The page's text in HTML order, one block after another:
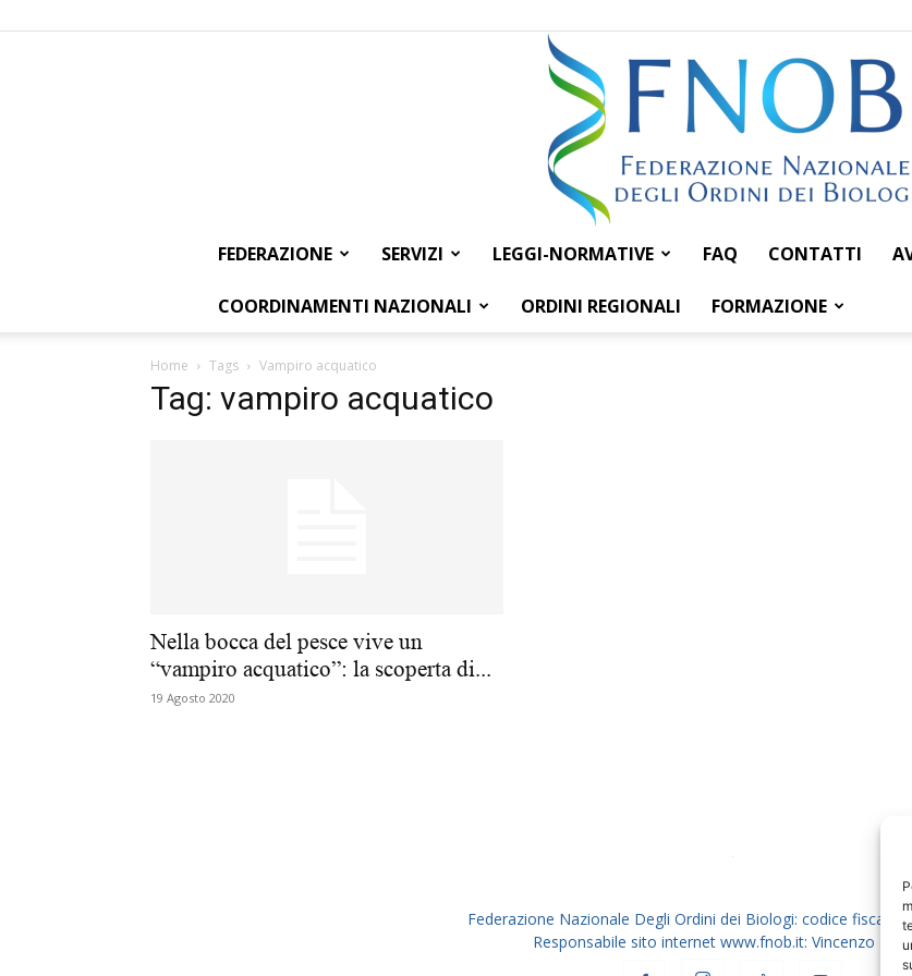
Federazione
dei
FEDERAZIONE SERVIZI LEGGI-NORMATIVE FAQ CONTATTI
COORDINAMENTI NAZIONALI ORDINI REGIONALI FORMAZIONE
Home Tags Vampiro acquatico
Tag: vampiro acquatico
Nella bocca del pesce vive un
“vampiro acquatico”: la scoperta di...
19 Agosto 2020
Federazione Nazionale Degli Ordini dei Biologi: codice fiscale
Responsabile sito internet www.fnob.it: Vincenzo